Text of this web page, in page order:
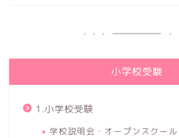
小学校受験
1.小学校受験
学校説明会・オープンスクール